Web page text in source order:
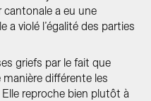
a eu une
a violé l’égalité des parties
griefs par le fait que
manière différente les
reproche bien plutôt à